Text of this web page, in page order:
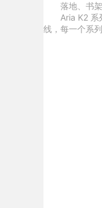
落地、书
Aria K2 系列
线，每一个系